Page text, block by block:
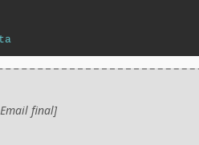
final]